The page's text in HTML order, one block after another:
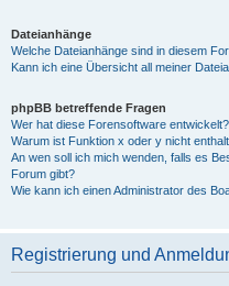
Dateianhänge
Welche Dateianhänge sind in diesem
Kann ich eine Übersicht all meiner
phpBB betreffende Fragen
Wer hat diese Forensoftware entwickelt?
Warum ist Funktion x oder y nicht
An wen soll ich mich wenden, falls es
Forum gibt?
Wie kann ich einen Administrator des
Registrierung und